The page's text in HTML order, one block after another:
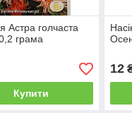
Астра голчаста
грама
Купити
12